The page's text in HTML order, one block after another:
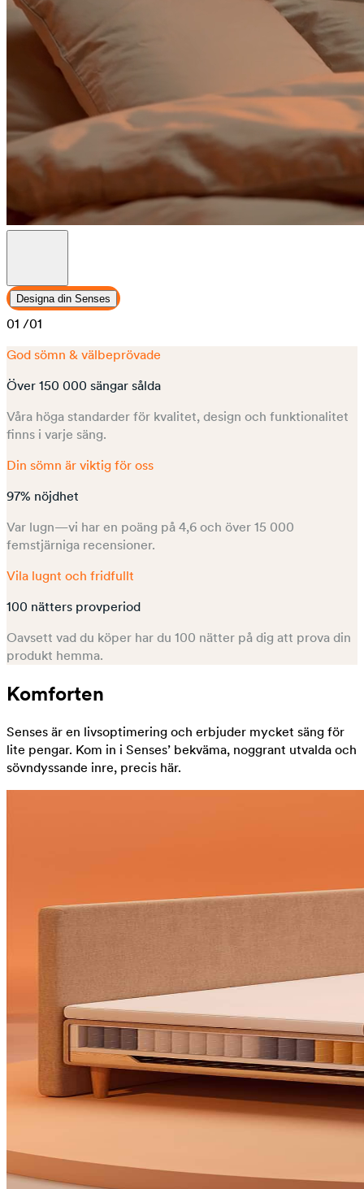
Designa din Senses
01 /01
God sömn & välbeprövade
Över 150 000 sängar sålda
Våra höga standarder för kvalitet, design och funktionalitet
finns i varje säng.
Din sömn är viktig för oss
97% nöjdhet
Var lugn—vi har en poäng på 4,6 och över 15 000
femstjärniga recensioner.
Vila lugnt och fridfullt
100 nätters provperiod
Oavsett vad du köper har du 100 nätter på dig att prova din
produkt hemma.
Komforten
Senses är en livsoptimering och erbjuder mycket säng för
lite pengar. Kom in i Senses’ bekväma, noggrant utvalda och
sövndyssande inre, precis här.